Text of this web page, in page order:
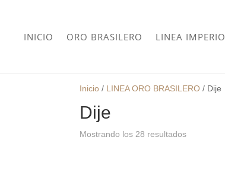
INICIO ORO BRASILERO LINEA IMPERIO
Inicio / LINEA ORO BRASILERO / Dije
Dije
Mostrando los 28 resultados